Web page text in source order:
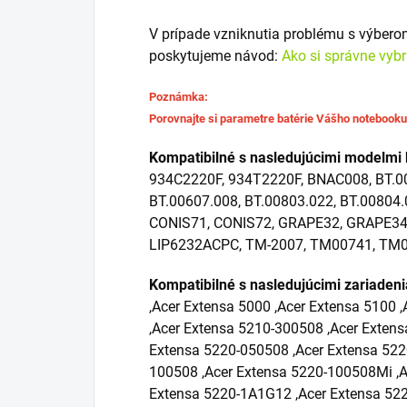
V prípade vzniknutia problému s
poskytujeme návod: Ako si správne
Poznámka:
Porovnajte si parametre batérie Vášho
Kompatibilné s nasledujúcimi modelmi
934C2220F, 934T2220F, BNAC008,
BT.00607.008, BT.00803.022,
CONIS71, CONIS72, GRAPE32,
LIP6232ACPC, TM-2007, TM00741,
Kompatibilné s nasledujúcimi